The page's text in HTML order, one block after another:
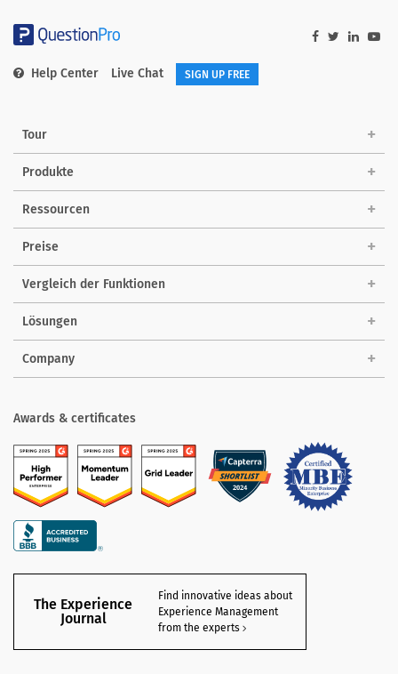
Help Center Live Chat SIGN UP FREE
Tour
Produkte
Ressourcen
Preise
Vergleich der Funktionen
Lösungen
Company
Awards & certificates
The Experience
Journal
Find innovative ideas about
Experience Management
from the experts